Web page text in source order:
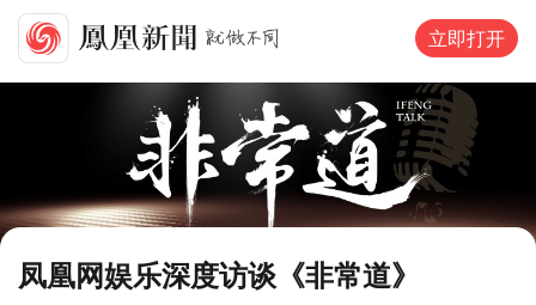
立即打开
凤凰网娱乐深度访谈《非常道》